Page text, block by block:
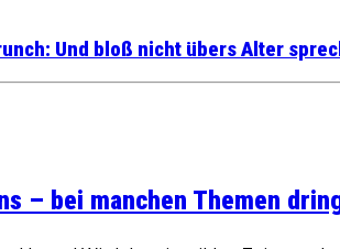
Und bloß nicht übers Alter
– bei manchen Themen